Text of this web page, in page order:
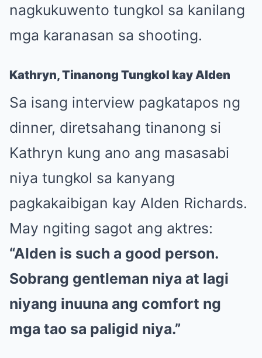
nagkukuwento tungkol sa kanilang
mga karanasan sa shooting.
Kathryn, Tinanong Tungkol kay Alden
Sa isang interview pagkatapos ng
dinner, diretsahang tinanong si
Kathryn kung ano ang masasabi
niya tungkol sa kanyang
pagkakaibigan kay Alden Richards.
May ngiting sagot ang aktres:
“Alden is such a good person.
Sobrang gentleman niya at lagi
niyang inuuna ang comfort ng
mga tao sa paligid niya.”